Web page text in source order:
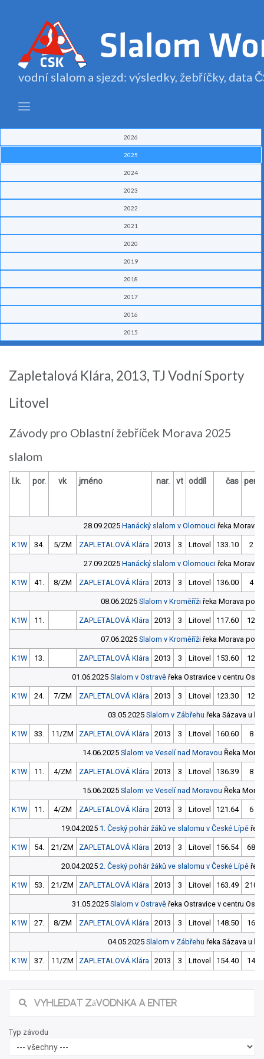
vodní slalom a sjezd: výsledky, žebříčky, data
2026
2025
2024
2023
2022
2021
2020
2019
2018
2017
2016
2015
Zapletalová Klára, 2013, TJ Vodní Sporty
Litovel
Závody pro Oblastní žebříček Morava 2025
slalom
l.k. por. vk jméno nar. vt oddíl čas pen
28.09.2025 Hanácký slalom v Olomouciřeka Morava,
K1W 34. 5/ZM ZAPLETALOVÁ Klára 2013 3 Litovel 133.10 2
27.09.2025 Hanácký slalom v Olomouciřeka Morava,
K1W 41. 8/ZM ZAPLETALOVÁ Klára 2013 3 Litovel 136.00 4
08.06.2025 Slalom v Kroměřížiřeka Morava pod
K1W 11. ZAPLETALOVÁ Klára 2013 3 Litovel 117.60 12
07.06.2025 Slalom v Kroměřížiřeka Morava pod
K1W 13. ZAPLETALOVÁ Klára 2013 3 Litovel 153.60 12
01.06.2025 Slalom v Ostravě řeka Ostravice v centru
K1W 24. 7/ZM ZAPLETALOVÁ Klára 2013 3 Litovel 123.30 12
03.05.2025 Slalom v Zábřehu řeka Sázava u
K1W 33. 11/ZM ZAPLETALOVÁ Klára 2013 3 Litovel 160.60 8
14.06.2025 Slalom ve Veselí nad Moravou Řeka
K1W 11. 4/ZM ZAPLETALOVÁ Klára 2013 3 Litovel 136.39 8
15.06.2025 Slalom ve Veselí nad Moravou Řeka
K1W 11. 4/ZM ZAPLETALOVÁ Klára 2013 3 Litovel 121.64 6
19.04.2025 1. Český pohár žáků ve slalomu v České Lípě
K1W 54. 21/ZM ZAPLETALOVÁ Klára 2013 3 Litovel 156.54 68
20.04.2025 2. Český pohár žáků ve slalomu v České Lípě
K1W 53. 21/ZM ZAPLETALOVÁ Klára 2013 3 Litovel 163.49 210
31.05.2025 Slalom v Ostravě řeka Ostravice v centru
K1W 27. 8/ZM ZAPLETALOVÁ Klára 2013 3 Litovel 148.50 16
04.05.2025 Slalom v Zábřehu řeka Sázava u
K1W 37. 11/ZM ZAPLETALOVÁ Klára 2013 3 Litovel 154.40 14
Typ závodu